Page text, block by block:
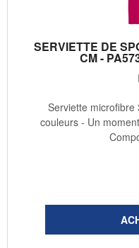
SERVIETTE DE
CM -
Serviette microfibre
couleurs - Un